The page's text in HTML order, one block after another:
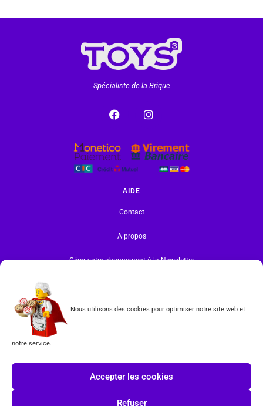
Nous utilisons des cookies pour optimiser notre site web et
notre service.
Accepter les cookies
Refuser
Spécialiste de la Brique
AIDE
Contact
A propos
Gérer votre abonnement à la Newsletter
Formulaire de rétractation